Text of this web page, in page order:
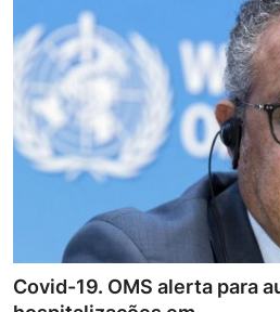
UOL Email Entrar
UOL ADS
Uol pt Bate Papo Gratis
Economia
Dólar Cotação de Hoje
Covid-19. OMS alerta para